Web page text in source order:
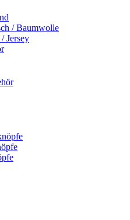
/ Baumwolle
Jersey